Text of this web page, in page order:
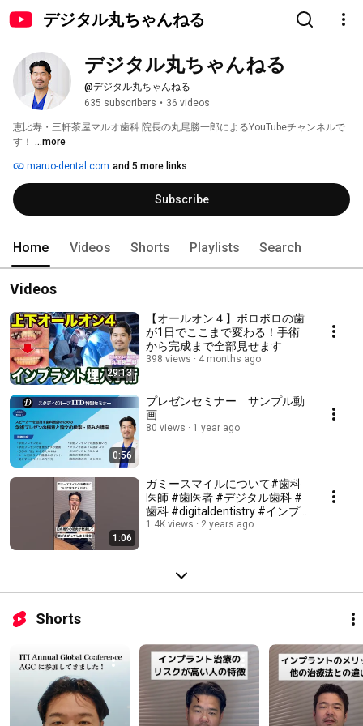
デジタル丸ちゃんねる
デジタル丸ちゃんねる
@デジタル丸ちゃんねる
635 subscribers • 36 videos
恵比寿・三軒茶屋マルオ歯科 院長の丸尾勝一郎によるYouTubeチャンネルで
す！ ...more
maruo-dental.com and 5 more links
Subscribe
Home Videos Shorts Playlists Search
Videos
29:13
【オールオン４】ボロボロの歯
が1日でここまで変わる！手術
から完成まで全部見せます
398 views 4 months ago
0:56
プレゼンセミナー サンプル動
画
80 views 1 year ago
1:06
ガミースマイルについて#歯科
医師 #歯医者 #デジタル歯科 #
歯科 #digitaldentistry #インプ
ラント #審美歯科 #美容歯科
1.4K views 2 years ago
Shorts